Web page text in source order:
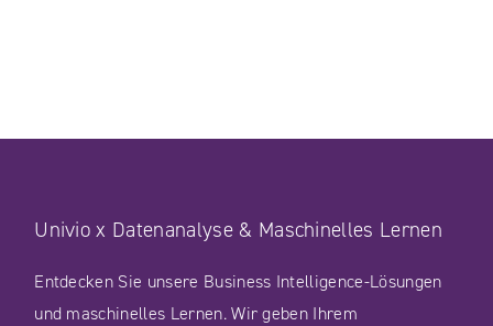
Univio x Datenanalyse & Maschinelles Lernen
Entdecken Sie unsere Business Intelligence-Lösungen
und maschinelles Lernen. Wir geben Ihrem